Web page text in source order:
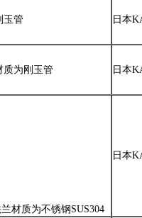
玉管
日本
质为刚玉管
日本
材质为不锈钢SUS304
日本